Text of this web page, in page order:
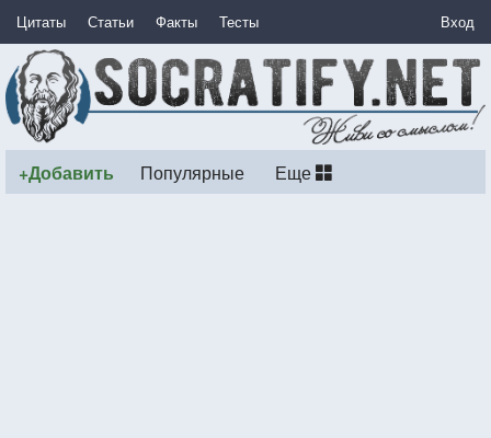
Цитаты Статьи Факты Тесты Вход
+Добавить Популярные Еще